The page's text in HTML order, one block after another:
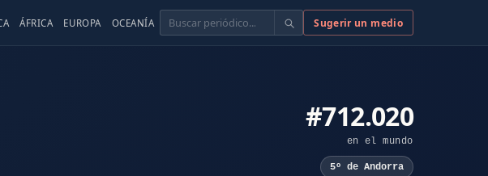
ÁFRICA EUROPA OCEANÍA Buscar Sugerir un medio
#712.020
en el mundo
5º de Andorra